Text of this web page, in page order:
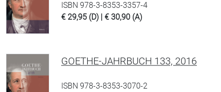
ISBN 978-3-8353-3357-4
€ 29,95 (D) | € 30,90 (A)
GOETHE-JAHRBUCH 133, 2016
ISBN 978-3-8353-3070-2